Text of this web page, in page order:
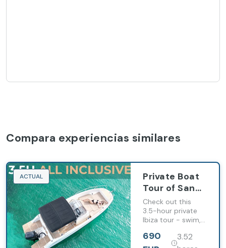
Compara experiencias similares
ACTUAL
Private Boat
Tour of San
Antonio with
Paddel
surfing and
Snorkeling
Check out this
3.5-hour private
Ibiza tour - swim,
paddle surf at
690
3.52